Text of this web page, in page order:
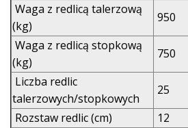
Waga z redlicą talerzową
(kg)
950
Waga z redlicą stopkową
(kg)
750
Liczba redlic
talerzowych/stopkowych
25
Rozstaw redlic (cm)
12